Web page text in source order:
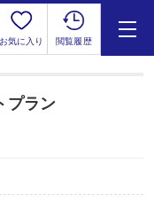
お気に入り 閲覧履歴
プラン